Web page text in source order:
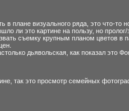
плане визуального ряда, это что-то
ли это картине на пользу, но
съемку крупным планом цветов в
дьявольская, как показал это
так это просмотр семейных